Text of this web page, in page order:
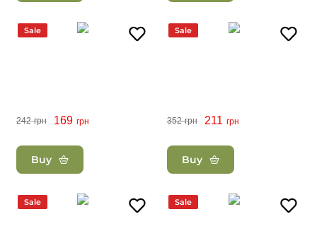
Sale
242 грн 169 грн
Buy
Sale
352 грн 211 грн
Buy
Sale Sale